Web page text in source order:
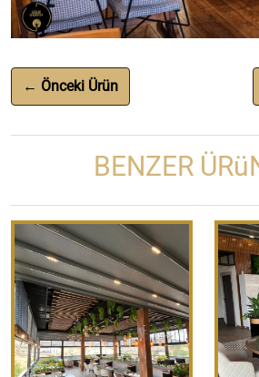
← Önceki Ürün
BENZER